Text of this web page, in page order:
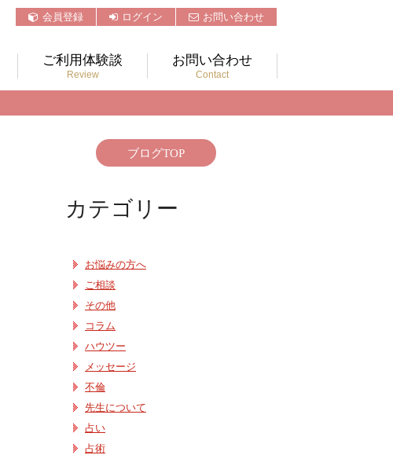
会員登録 ログイン お問い合わせ
ご利用体験談
Review
お問い合わせ
Contact
ブログTOP
カテゴリー
お悩みの方へ
ご相談
その他
コラム
ハウツー
メッセージ
不倫
先生について
占い
占術